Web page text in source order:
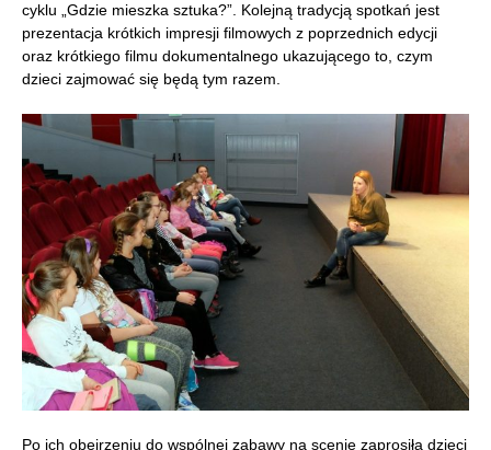
cyklu „Gdzie mieszka sztuka?”. Kolejną tradycją spotkań jest
prezentacja krótkich impresji filmowych z poprzednich edycji
oraz krótkiego filmu dokumentalnego ukazującego to, czym
dzieci zajmować się będą tym razem.
Po ich obejrzeniu do wspólnej zabawy na scenie zaprosiła dzieci